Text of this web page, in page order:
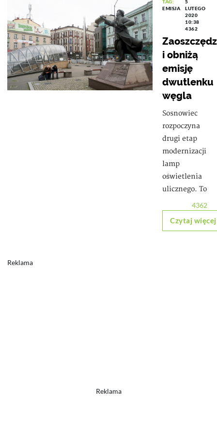
TAG:
EMISJA
5
LUTEGO
2020
10:38
4362
i obniżą
emisję
dwutlenku
węgla
Sosnowiec
rozpoczyna
drugi etap
modernizacji
lamp
oświetlenia
ulicznego. To
4362
Czytaj więcej
Reklama
Reklama